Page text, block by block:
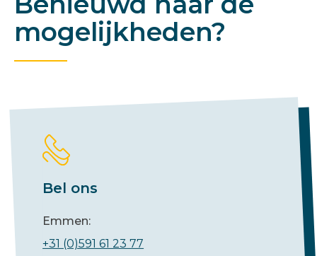
mogelijkheden?
Bel ons
Emmen:
+31 (0)591 61 23 77